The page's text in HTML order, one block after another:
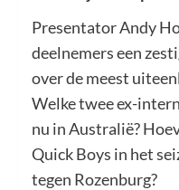
Presentator Andy
deelnemers een
over de meest
Welke twee ex-
nu in Australië?
Quick Boys in het
tegen Rozenburg?